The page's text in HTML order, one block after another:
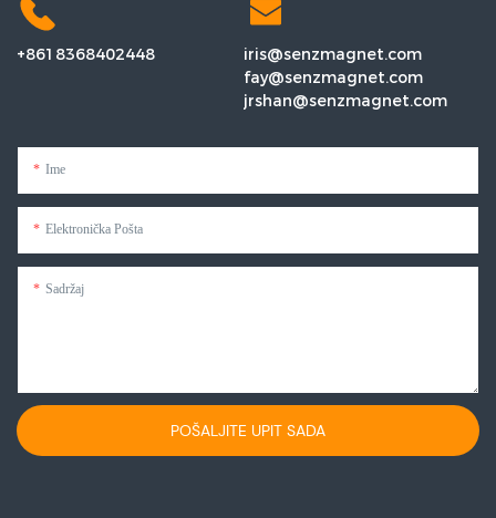
+8618368402448
iris@senzmagnet.com
fay@senzmagnet.com
jrshan@senzmagnet.com
Ime
Elektronička Pošta
Sadržaj
POŠALJITE UPIT SADA